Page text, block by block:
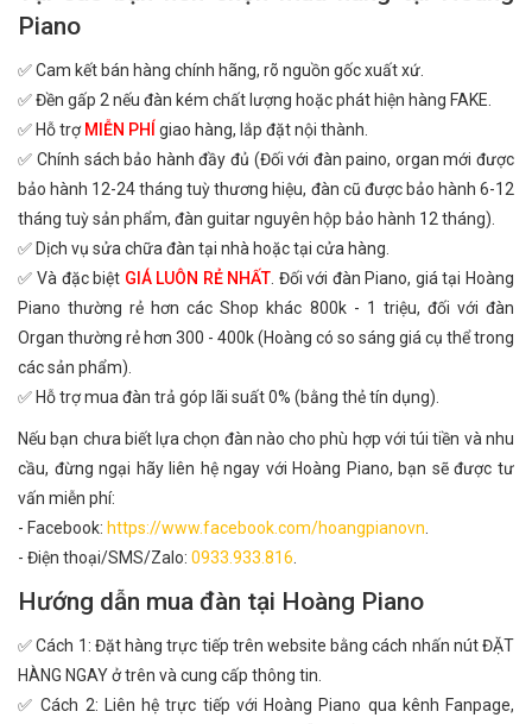
Piano
✅ Cam kết bán hàng chính hãng, rõ nguồn gốc xuất xứ.
✅ Đền gấp 2 nếu đàn kém chất lượng hoặc phát hiện hàng FAKE.
✅ Hỗ trợ MIỄN PHÍ giao hàng, lắp đặt nội thành.
✅ Chính sách bảo hành đầy đủ (Đối với đàn paino, organ mới được
bảo hành 12-24 tháng tuỳ thương hiệu, đàn cũ được bảo hành 6-12
tháng tuỳ sản phẩm, đàn guitar nguyên hộp bảo hành 12 tháng).
✅ Dịch vụ sửa chữa đàn tại nhà hoặc tại cửa hàng.
✅ Và đặc biệt GIÁ LUÔN RẺ NHẤT. Đối với đàn Piano, giá tại Hoàng
Piano thường rẻ hơn các Shop khác 800k - 1 triệu, đối với đàn
Organ thường rẻ hơn 300 - 400k (Hoàng có so sáng giá cụ thể trong
các sản phẩm).
✅ Hỗ trợ mua đàn trả góp lãi suất 0% (bằng thẻ tín dụng).
Nếu bạn chưa biết lựa chọn đàn nào cho phù hợp với túi tiền và nhu
cầu, đừng ngại hãy liên hệ ngay với Hoàng Piano, bạn sẽ được tư
vấn miễn phí:
- Facebook: https://www.facebook.com/hoangpianovn.
- Điện thoại/SMS/Zalo: 0933.933.816.
Hướng dẫn mua đàn tại Hoàng Piano
✅ Cách 1: Đặt hàng trực tiếp trên website bằng cách nhấn nút ĐẶT
HÀNG NGAY ở trên và cung cấp thông tin.
✅ Cách 2: Liên hệ trực tiếp với Hoàng Piano qua kênh Fanpage,